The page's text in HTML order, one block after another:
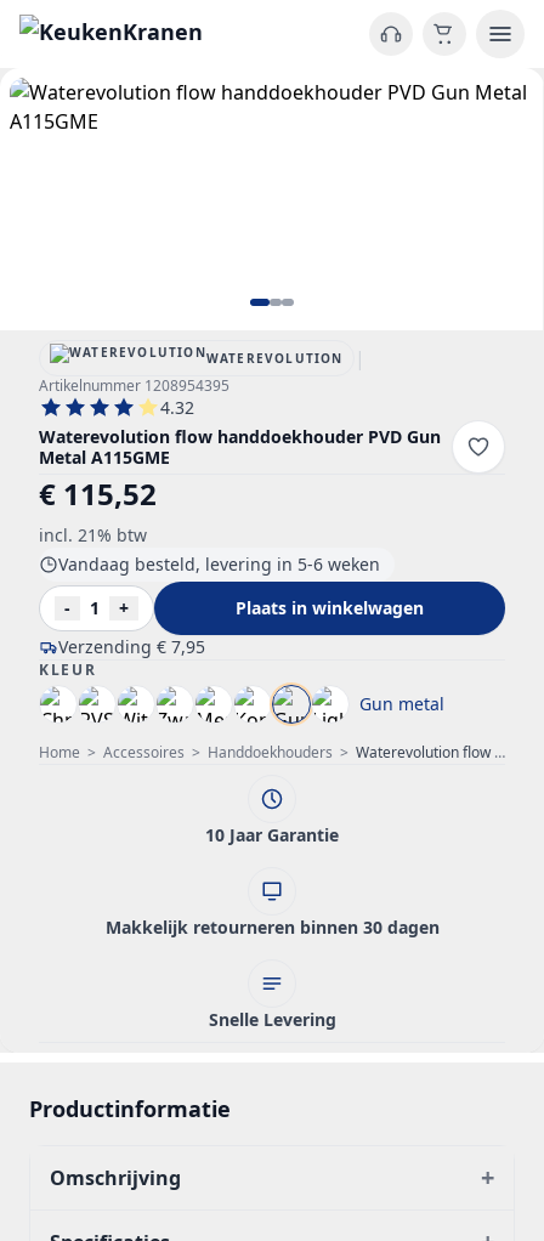
Home > Accessoires > Handdoekhouders > Waterevolution flow handdoekhouder PVD Gun Metal A115GME
WATEREVOLUTION |
Artikelnummer 1208954395
4.32
Waterevolution flow handdoekhouder PVD Gun
Metal A115GME
€ 115,52
incl. 21% btw
Verzending € 7,95
Vandaag besteld, levering in 5-6 weken
-
1 + Plaats in winkelwagen
KLEUR
Gun metal
10 Jaar Garantie
Makkelijk retourneren binnen 30 dagen
Snelle Levering
Productinformatie
Omschrijving +